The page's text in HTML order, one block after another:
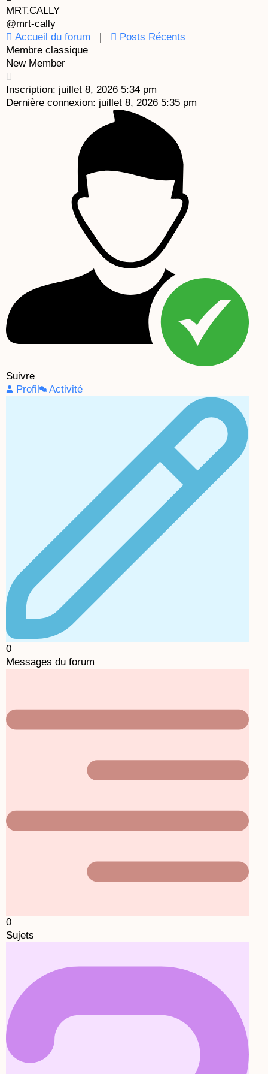
m
MRT.CALLY
@mrt-cally
Accueil du forum |
Posts Récents
Membre classique
New Member
Inscription: juillet 8, 2026 5:34 pm
Dernière connexion: juillet 8, 2026 5:35 pm
Suivre
Profil
Activité
0
Messages du forum
0
Sujets